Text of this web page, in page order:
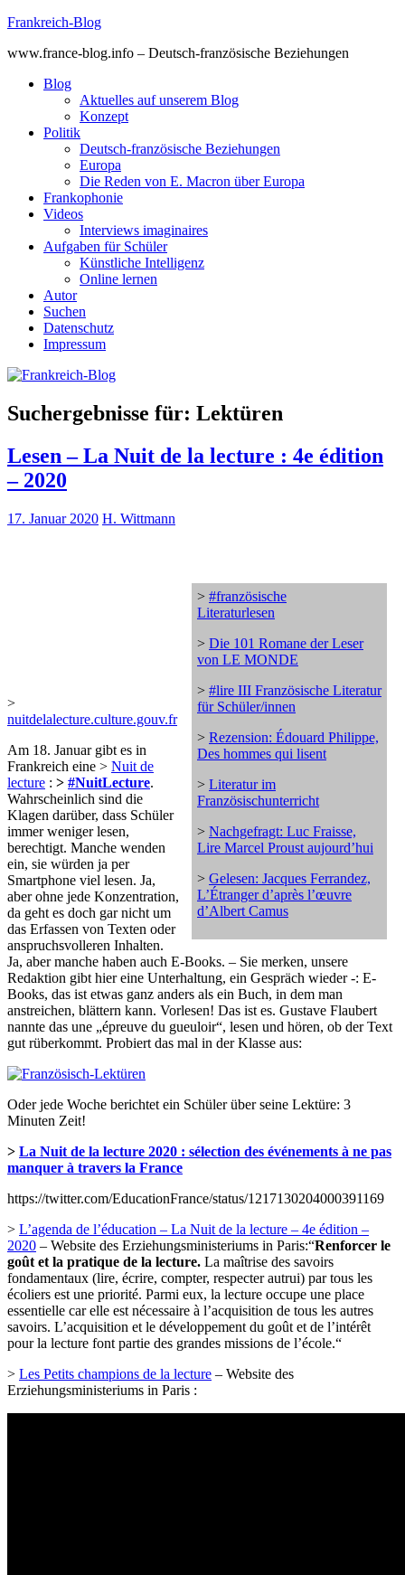
Skip
content
Frankreich-Blog
www.france-blog.info – Deutsch-französische Beziehungen
Blog
Aktuelles auf unserem Blog
Konzept
Politik
Deutsch-französische Beziehungen
Europa
Die Reden von E. Macron über Europa
Frankophonie
Videos
Interviews imaginaires
Aufgaben für Schüler
Künstliche Intelligenz
Online lernen
Autor
Suchen
Datenschutz
Impressum
Suchergebnisse für: Lektüren
Lesen – La Nuit de la lecture : 4e édition
– 2020
17. Januar 2020 H. Wittmann
> #französische
Literaturlesen
> Die 101 Romane der Leser
von LE MONDE
> #lire III Französische Literatur
für Schüler/innen
> Rezension: Édouard Philippe,
Des hommes qui lisent
> Literatur im
Französischunterricht
> Nachgefragt: Luc Fraisse,
Lire Marcel Proust aujourd’hui
> Gelesen: Jacques Ferrandez,
L’Étranger d’après l’œuvre
d’Albert Camus
>
nuitdelalecture.culture.gouv.fr
Am 18. Januar gibt es in
Frankreich eine > Nuit de
lecture : > #NuitLecture.
Wahrscheinlich sind die
Klagen darüber, dass Schüler
immer weniger lesen,
berechtigt. Manche wenden
ein, sie würden ja per
Smartphone viel lesen. Ja,
aber ohne jede Konzentration,
da geht es doch gar nicht um
das Erfassen von Texten oder
anspruchsvolleren Inhalten.
Ja, aber manche haben auch E-Books. – Sie merken, unsere
Redaktion gibt hier eine Unterhaltung, ein Gespräch wieder -: E-
Books, das ist etwas ganz anders als ein Buch, in dem man
anstreichen, blättern kann. Vorlesen! Das ist es. Gustave Flaubert
nannte das une „épreuve du gueuloir“, lesen und hören, ob der Text
gut rüberkommt. Probiert das mal in der Klasse aus:
Oder jede Woche berichtet ein Schüler über seine Lektüre: 3
Minuten Zeit!
> La Nuit de la lecture 2020 : sélection des événements à ne pas
manquer à travers la France
https://twitter.com/EducationFrance/status/1217130204000391169
> L’agenda de l’éducation – La Nuit de la lecture – 4e édition –
2020 – Website des Erziehungsministeriums in Paris:“Renforcer le
goût et la pratique de la lecture. La maîtrise des savoirs
fondamentaux (lire, écrire, compter, respecter autrui) par tous les
écoliers est une priorité. Parmi eux, la lecture occupe une place
essentielle car elle est nécessaire à l’acquisition de tous les autres
savoirs. L’acquisition et le développement du goût et de l’intérêt
pour la lecture font partie des grandes missions de l’école.“
> Les Petits champions de la lecture – Website des
Erziehungsministeriums in Paris :